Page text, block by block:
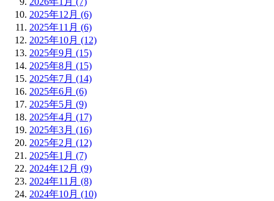
2025年12月 (6)
2025年11月 (6)
2025年10月 (12)
2025年9月 (15)
2025年8月 (15)
2025年7月 (14)
2025年6月 (6)
2025年5月 (9)
2025年4月 (17)
2025年3月 (16)
2025年2月 (12)
2025年1月 (7)
2024年12月 (9)
2024年11月 (8)
2024年10月 (10)